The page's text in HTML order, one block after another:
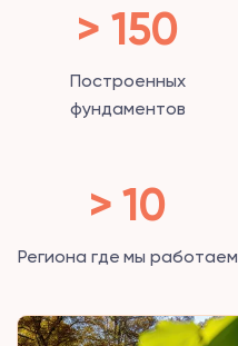
> 150
Построенных
фундаментов
> 10
Региона где мы работаем